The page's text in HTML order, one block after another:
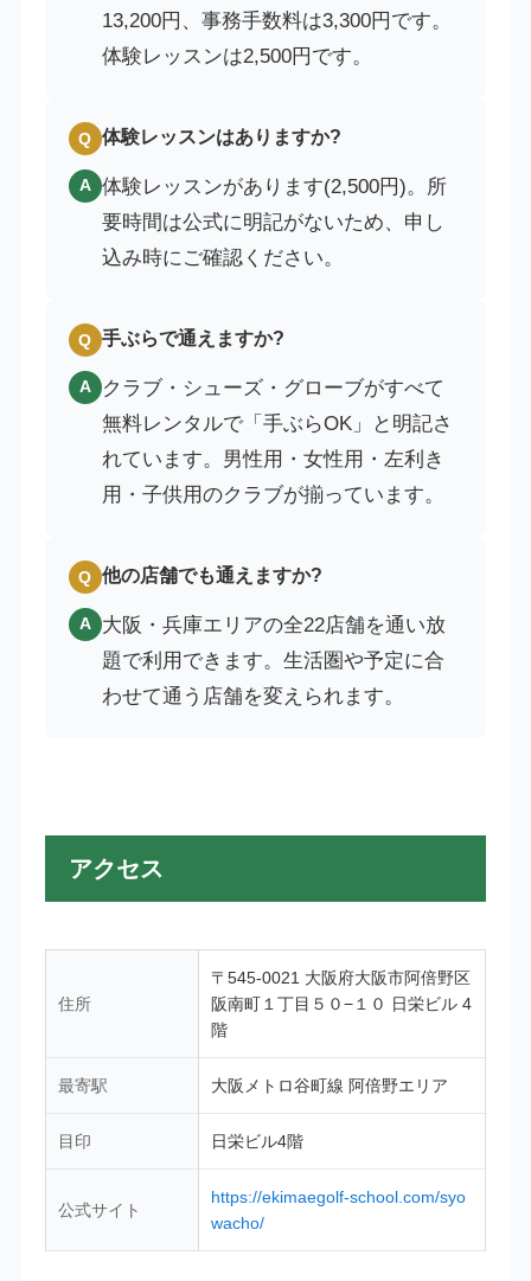
13,200円、事務手数料は3,300円です。
体験レッスンは2,500円です。
Q 体験レッスンはありますか?
A 体験レッスンがあります(2,500円)。所
要時間は公式に明記がないため、申し
込み時にご確認ください。
Q 手ぶらで通えますか?
A クラブ・シューズ・グローブがすべて
無料レンタルで「手ぶらOK」と明記さ
れています。男性用・女性用・左利き
用・子供用のクラブが揃っています。
Q 他の店舗でも通えますか?
A 大阪・兵庫エリアの全22店舗を通い放
題で利用できます。生活圏や予定に合
わせて通う店舗を変えられます。
アクセス
住所
〒545-0021 大阪府大阪市阿倍野区
阪南町１丁目５０−１０ 日栄ビル 4
階
最寄駅 大阪メトロ谷町線 阿倍野エリア
目印 日栄ビル4階
公式サイト
https://ekimaegolf-school.com/syo
wacho/